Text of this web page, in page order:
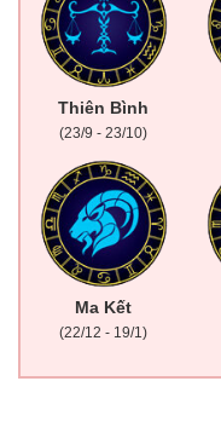
Thiên Bình
(23/9 - 23/10)
Ma Kết
(22/12 - 19/1)